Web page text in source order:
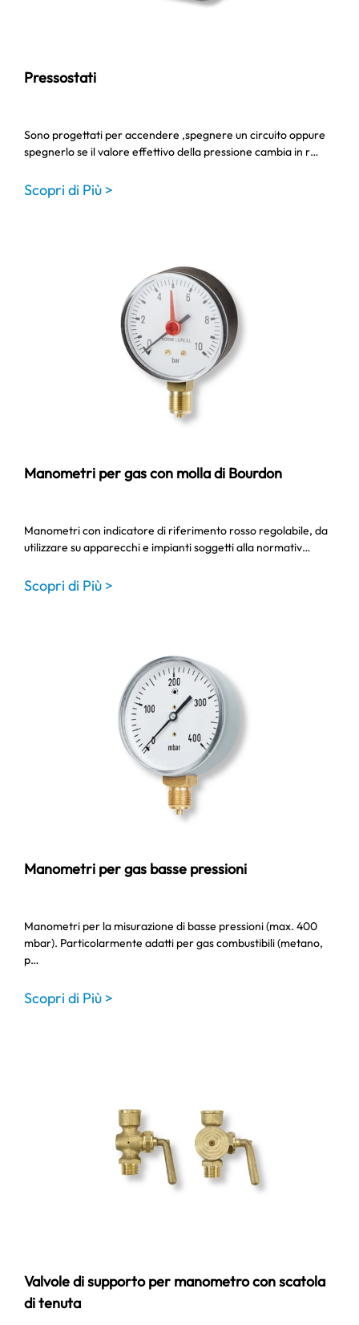
Pressostati
Sono progettati per accendere ,spegnere un circuito oppure
spegnerlo se il valore effettivo della pressione cambia in r…
Scopri di Più >
Manometri per gas con molla di Bourdon
Manometri con indicatore di riferimento rosso regolabile, da
utilizzare su apparecchi e impianti soggetti alla normativ…
Scopri di Più >
Manometri per gas basse pressioni
Manometri per la misurazione di basse pressioni (max. 400
mbar). Particolarmente adatti per gas combustibili (metano,
p…
Scopri di Più >
Valvole di supporto per manometro con scatola
di tenuta